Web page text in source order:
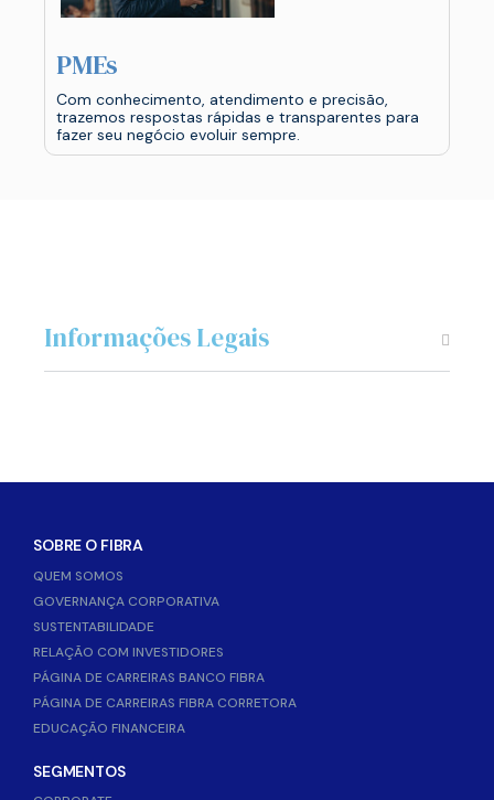
PMEs
Com conhecimento, atendimento e precisão,
trazemos respostas rápidas e transparentes para
fazer seu negócio evoluir sempre.
Informações Legais
SOBRE O FIBRA
QUEM SOMOS
GOVERNANÇA CORPORATIVA
SUSTENTABILIDADE
RELAÇÃO COM INVESTIDORES
PÁGINA DE CARREIRAS BANCO FIBRA
PÁGINA DE CARREIRAS FIBRA CORRETORA
EDUCAÇÃO FINANCEIRA
SEGMENTOS